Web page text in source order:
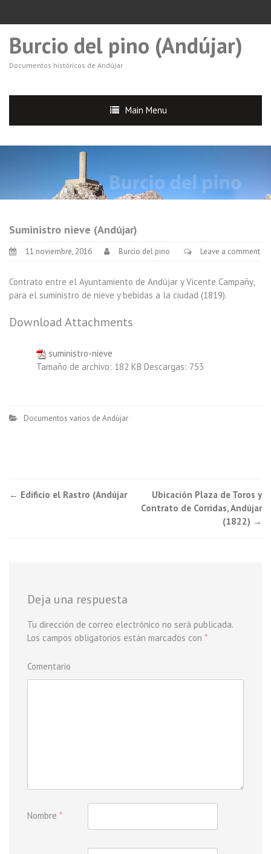
Burcio del pino (Andújar)
Documentos históricos de Andújar
Main Menu
Suministro nieve (Andújar)
11 noviembre, 2016 Burcio del pino Leave a comment
Contrato entre el Ayuntamiento de Andújar y Vicente Campañy,
para el suministro de nieve y bebidas a la ciudad (1819).
Download Attachments
suministro-nieve
Tamaño de archivo: 182 KB Descargas: 753
Documentos varios de Andújar
← Edificio el Rastro (Andújar
Ubicación Plaza de Toros y
Contrato de Corridas, Andújar
(1822) →
Deja una respuesta
Tu dirección de correo electrónico no será publicada.
Los campos obligatorios están marcados con *
Comentario
Nombre *